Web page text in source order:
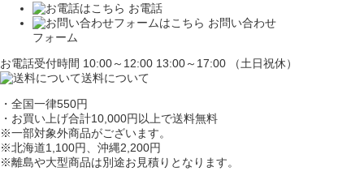
お電話
お問い合わせ
フォーム
お電話受付時間 10:00～12:00 13:00～17:00 （土日祝休）
送料について
・全国一律550円
・お買い上げ合計10,000円以上で送料無料
※一部対象外商品がございます。
※北海道1,100円 、沖縄2,200円
※離島や大型商品は別途お見積りとなります。